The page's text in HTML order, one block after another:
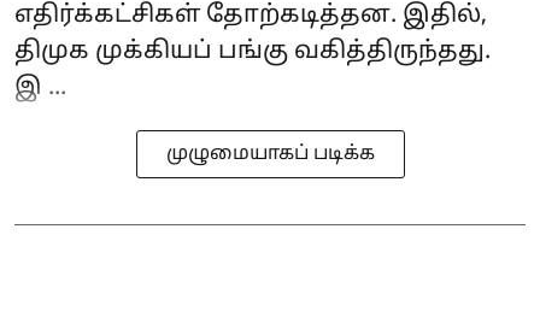
எதிர்க்கட்சிகள் தோற்கடித்தன. இதில்,
திமுக முக்கியப் பங்கு வகித்திருந்தது.
இ ...
முழுமையாகப் படிக்க